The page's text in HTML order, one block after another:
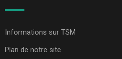
Informations sur TSM
Plan de notre site